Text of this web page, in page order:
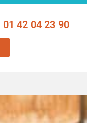
01 42 04 23 90